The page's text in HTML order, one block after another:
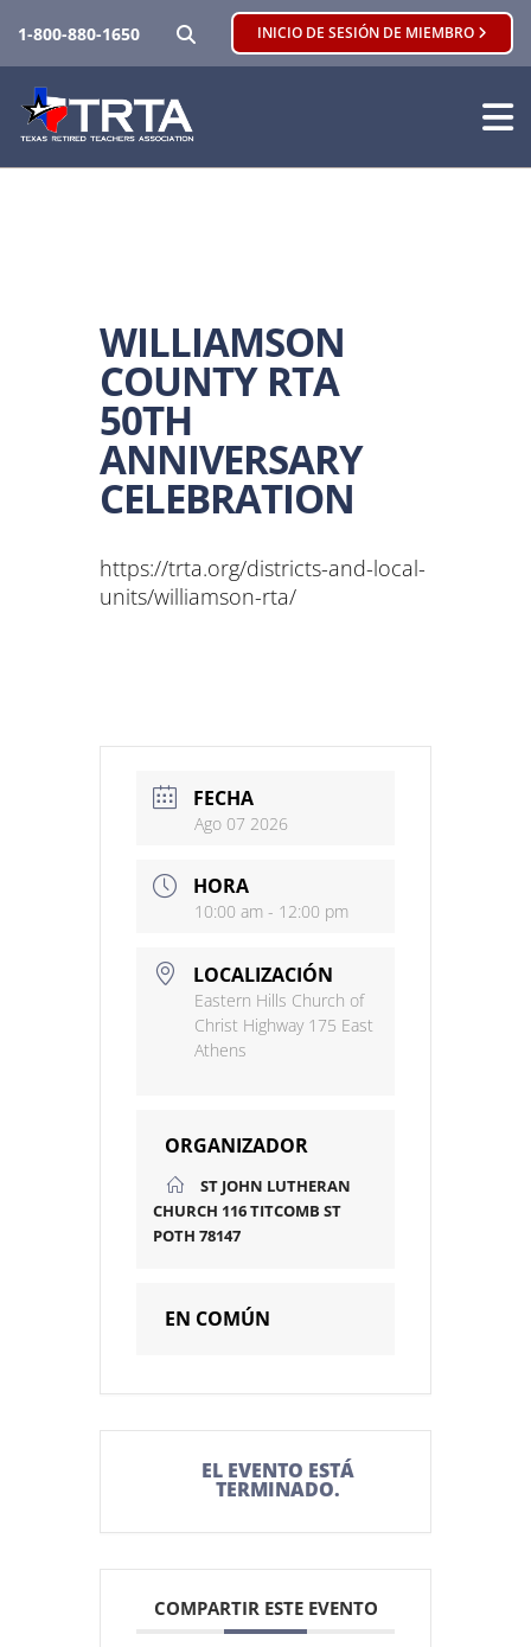
1-800-880-1650 BUSCARINICIO DE SESIÓN DE MIEMBRO
WILLIAMSON
COUNTY RTA
50TH
ANNIVERSARY
CELEBRATION
https://trta.org/districts-and-local-
units/williamson-rta/
FECHA
Ago 07 2026
HORA
10:00 am - 12:00 pm
LOCALIZACIÓN
Eastern Hills Church of
Christ Highway 175 East
Athens
ORGANIZADOR
ST JOHN LUTHERAN
CHURCH 116 TITCOMB ST
POTH 78147
EN COMÚN
EL EVENTO ESTÁ
TERMINADO.
COMPARTIR ESTE EVENTO